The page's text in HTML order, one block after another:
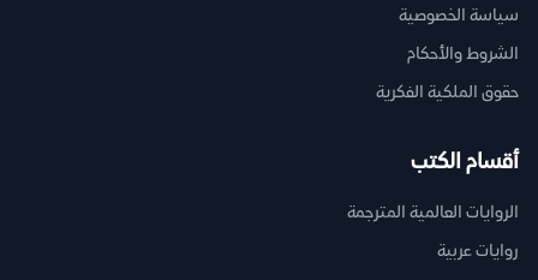
سياسة الخصوصية
الشروط والأحكام
حقوق الملكية الفكرية
أقسام الكتب
الروايات العالمية المترجمة
روايات عربية